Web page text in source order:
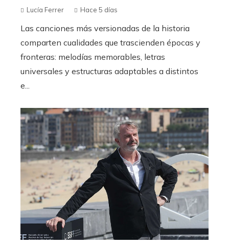
Lucía Ferrer Hace 5 días
Las canciones más versionadas de la historia
comparten cualidades que trascienden épocas y
fronteras: melodías memorables, letras
universales y estructuras adaptables a distintos
e...